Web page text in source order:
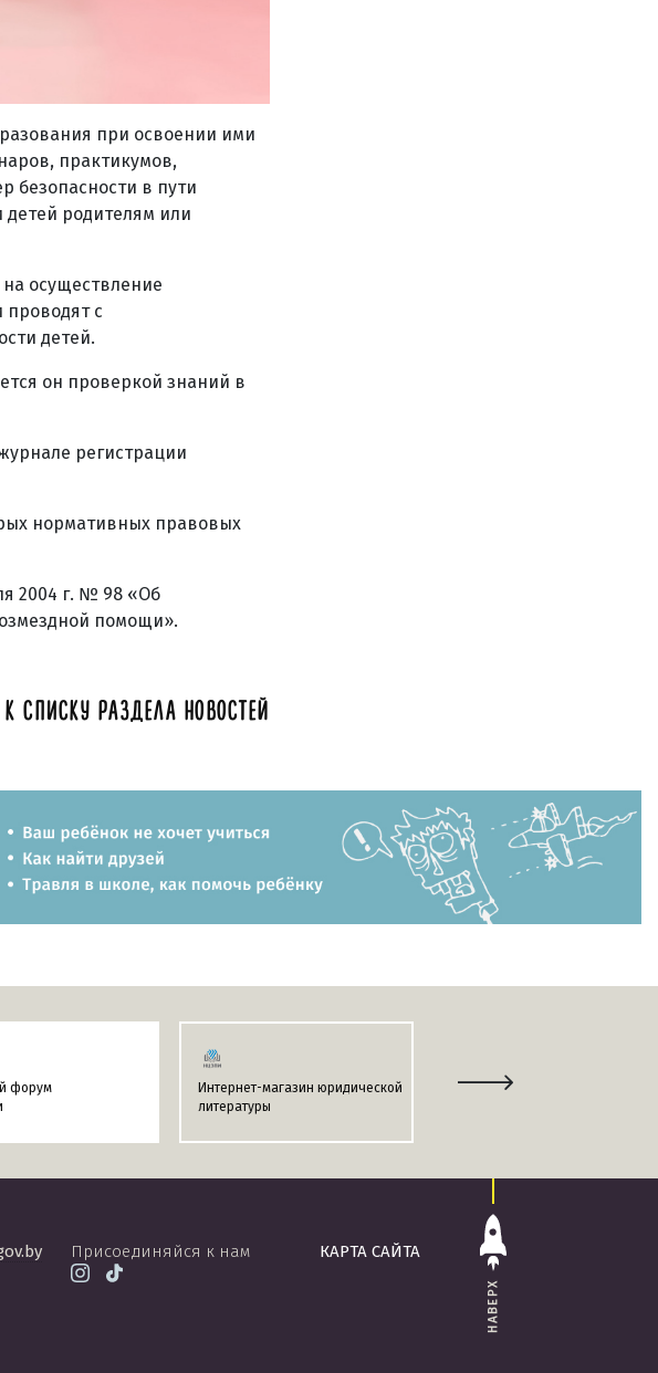
при освоении ими
практикумов,
безопасности в пути
детей родителям или
осуществление
проводят с
детей.
он проверкой знаний в
регистрации
нормативных правовых
2004 г. № 98 «Об
помощи».
К СПИСКУ РАЗДЕЛА НОВОСТЕЙ
форум
Интернет-магазин юридической
литературы
Информационно-поисковая
НАВЕРХ
КАРТА САЙТА
Присоединяйся к нам